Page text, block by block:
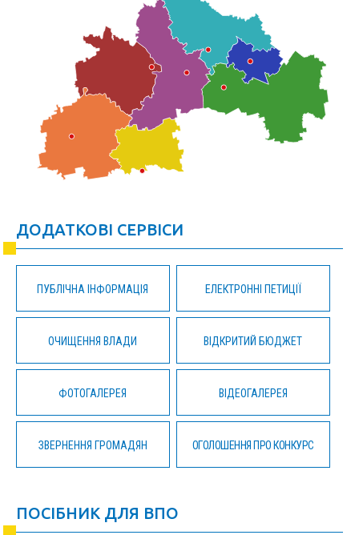
ДОДАТКОВІ СЕРВІСИ
ПУБЛІЧНА ІНФОРМАЦІЯ ЕЛЕКТРОННІ ПЕТИЦІЇ
ОЧИЩЕННЯ ВЛАДИ ВІДКРИТИЙ БЮДЖЕТ
ФОТОГАЛЕРЕЯ ВІДЕОГАЛЕРЕЯ
ЗВЕРНЕННЯ ГРОМАДЯН ОГОЛОШЕННЯ ПРО КОНКУРС
ПОСІБНИК ДЛЯ ВПО